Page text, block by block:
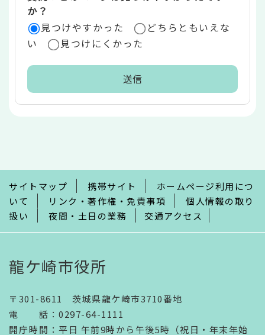
か？
見つけやすかった
どちらともいえな
い
見つけにくかった
で
サイトマップ 携帯サイト
ホームページ利用につ
いて
リンク・著作権・免責事項
個人情報の取り
扱い
夜間・土日の業務 交通アクセス
龍ケ崎市役所
〒301-8611 茨城県龍ケ崎市3710番地
電話 ： 0297-64-1111
開庁時間 ： 平日 午前9時から午後5時（祝日・年末年始